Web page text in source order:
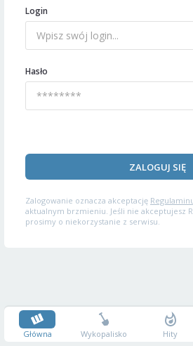
Login
Hasło
ZALOGUJ SIĘ
Zalogowanie oznacza akceptację
aktualnym brzmieniu. Jeśli nie akceptujesz
prosimy o niekorzystanie z serwisu.
Główna Wykopalisko Hity